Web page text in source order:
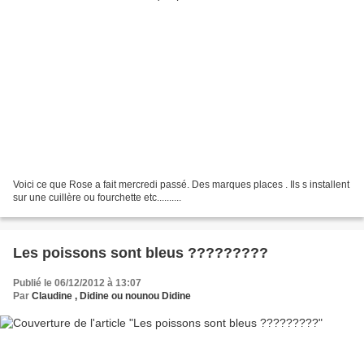
Voici ce que Rose a fait mercredi passé. Des marques places . Ils s installent
sur une cuillère ou fourchette etc..........
Les poissons sont bleus ?????????
Publié le 06/12/2012 à 13:07
Par Claudine , Didine ou nounou Didine